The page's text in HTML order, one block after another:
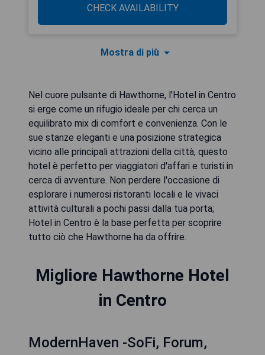
CHECK AVAILABILITY
Mostra di più
Nel cuore pulsante di Hawthorne, l'Hotel in Centro
si erge come un rifugio ideale per chi cerca un
equilibrato mix di comfort e convenienza. Con le
sue stanze eleganti e una posizione strategica
vicino alle principali attrazioni della città, questo
hotel è perfetto per viaggiatori d'affari e turisti in
cerca di avventure. Non perdere l'occasione di
esplorare i numerosi ristoranti locali e le vivaci
attività culturali a pochi passi dalla tua porta;
Hotel in Centro è la base perfetta per scoprire
tutto ciò che Hawthorne ha da offrire.
Migliore Hawthorne Hotel
in Centro
ModernHaven -SoFi, Forum,